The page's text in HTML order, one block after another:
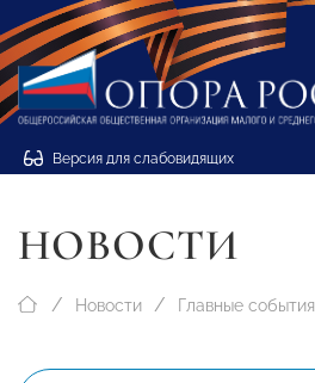
Версия для слабовидящих
НОВОСТИ
Новости Главные события